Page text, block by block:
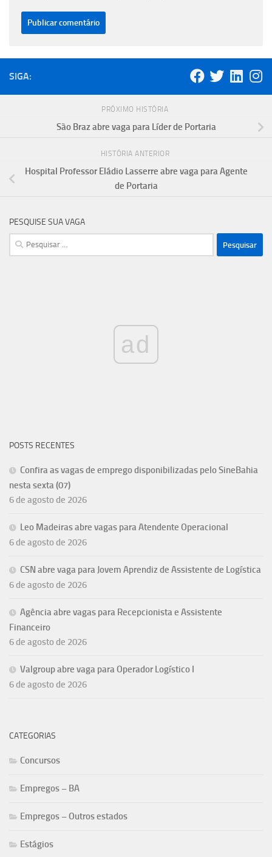
SIGA:
PRÓXIMO HISTÓRIA
São Braz abre vaga para Líder de Portaria
HISTÓRIA ANTERIOR
Hospital Professor Eládio Lasserre abre vaga para Agente
de Portaria
PESQUISE SUA VAGA
Pesquisar
por:
ad
POSTS RECENTES
Confira as vagas de emprego disponibilizadas pelo SineBahia
nesta sexta (07)
6 de agosto de 2026
Leo Madeiras abre vagas para Atendente Operacional
6 de agosto de 2026
CSN abre vaga para Jovem Aprendiz de Assistente de Logística
6 de agosto de 2026
Agência abre vagas para Recepcionista e Assistente
Financeiro
6 de agosto de 2026
Valgroup abre vaga para Operador Logístico I
6 de agosto de 2026
CATEGORIAS
Concursos
Empregos – BA
Empregos – Outros estados
Estágios